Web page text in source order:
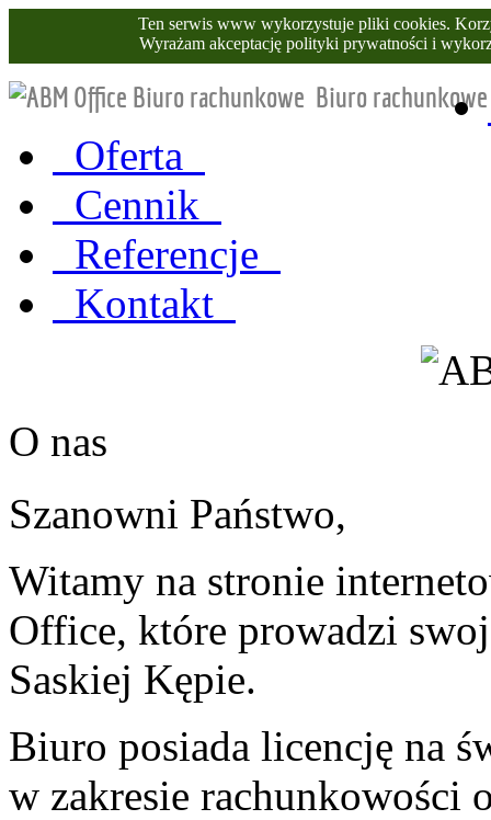
Ten serwis www wykorzystuje pliki cookies.
Wyrażam akceptację polityki prywatności i
Biuro rachunkowe
Oferta
Cennik
Referencje
Kontakt
O nas
Szanowni Państwo,
Witamy na stronie
Office, które prowadzi
Saskiej Kępie.
Biuro posiada licencję na
w zakresie rachunkowości